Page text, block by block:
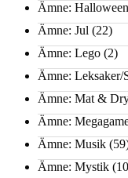
Ämne: Halloween
Ämne: Jul (22)
Ämne: Lego (2)
Ämne: Leksaker/
Ämne: Mat &
Ämne:
Ämne: Musik
Ämne: Mystik